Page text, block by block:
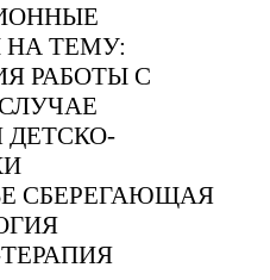
ТЕМУ:
РАБОТЫ С
СБЕРЕГАЮЩАЯ